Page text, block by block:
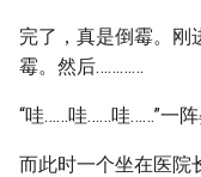
完了，真是倒霉。刚
霉。然后…………
“哇……哇……哇……”一
而此时一个坐在医院